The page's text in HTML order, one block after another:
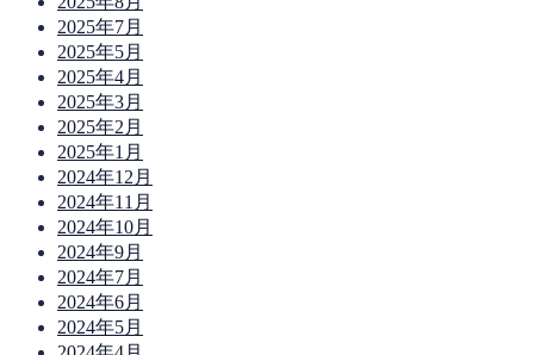
2025年7月
2025年5月
2025年4月
2025年3月
2025年2月
2025年1月
2024年12月
2024年11月
2024年10月
2024年9月
2024年7月
2024年6月
2024年5月